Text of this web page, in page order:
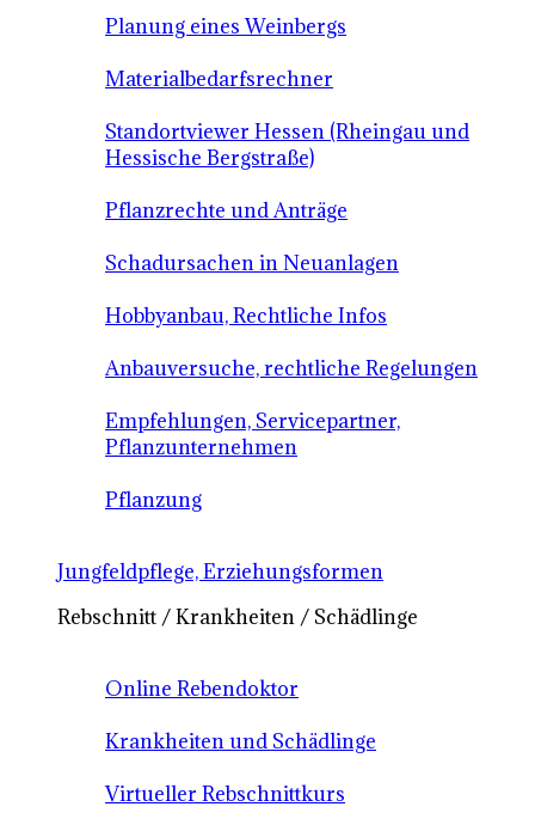
Planung eines Weinbergs
Materialbedarfsrechner
Standortviewer Hessen (Rheingau und
Hessische Bergstraße)
Pflanzrechte und Anträge
Schadursachen in Neuanlagen
Hobbyanbau, Rechtliche Infos
Anbauversuche, rechtliche Regelungen
Empfehlungen, Servicepartner,
Pflanzunternehmen
Pflanzung
Jungfeldpflege, Erziehungsformen
Rebschnitt / Krankheiten / Schädlinge
Online Rebendoktor
Krankheiten und Schädlinge
Virtueller Rebschnittkurs